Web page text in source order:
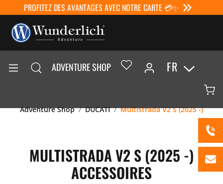
PROFITEZ DES AVANTAGES AVEC NOTRE CARTE 💳✨
ADVENTURE SHOP FR
Adventure Shop DUCATI Multistrada V2 S (2025 -)
MULTISTRADA V2 S (2025 -)
ACCESSOIRES